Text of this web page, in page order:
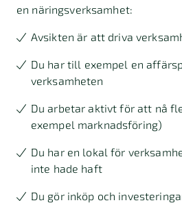
en näringsverksamhet:
Avsikten är att driva
Du har till exempel en
verksamheten
Du arbetar aktivt för att nå
exempel marknadsföring)
Du har en lokal för
inte hade haft
Du gör inköp och